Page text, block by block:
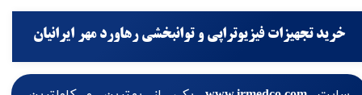
خرید تجهیزات فیزیوتراپی و توانبخشی رهاورد مهر ایرانیان